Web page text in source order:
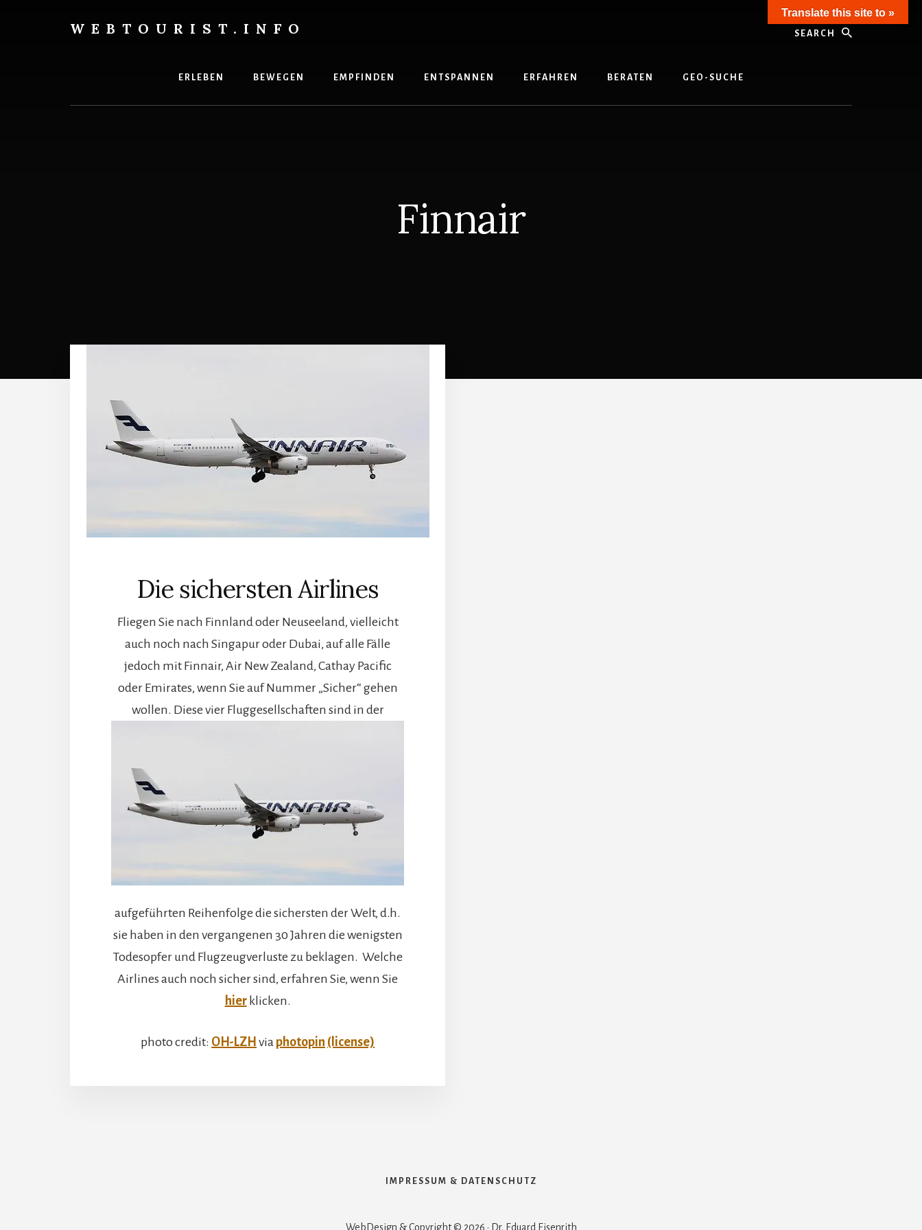
WEBTOURIST.INFO
ERLEBEN BEWEGEN EMPFINDEN ENTSPANNEN ERFAHREN BERATEN GEO-SUCHE
Finnair
Die sichersten Airlines
Fliegen Sie nach Finnland oder Neuseeland, vielleicht
auch noch nach Singapur oder Dubai, auf alle Fälle
jedoch mit Finnair, Air New Zealand, Cathay Pacific
oder Emirates, wenn Sie auf Nummer „Sicher“ gehen
wollen. Diese vier Fluggesellschaften sind in der
aufgeführten Reihenfolge die sichersten der Welt, d.h.
sie haben in den vergangenen 30 Jahren die wenigsten
Todesopfer und Flugzeugverluste zu beklagen. Welche
Airlines auch noch sicher sind, erfahren Sie, wenn Sie
hierklicken.
photo credit: OH-LZH via photopin (license)
IMPRESSUM & DATENSCHUTZ
WebDesign & Copyright © 2026 · Dr. Eduard Eisenrith
Translate this site to »